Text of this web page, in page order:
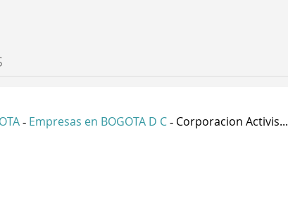
- Empresas en BOGOTA D C - Corporacion Activis...